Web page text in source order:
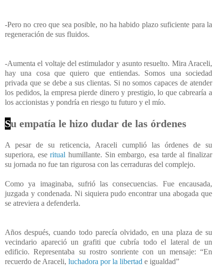
-Pero no creo que sea posible, no ha habido plazo suficiente para la
regeneración de sus fluidos.
-Aumenta el voltaje del estimulador y asunto resuelto. Mira Araceli,
hay una cosa que quiero que entiendas. Somos una sociedad
privada que se debe a sus clientas. Si no somos capaces de atender
los pedidos, la empresa pierde dinero y prestigio, lo que cabrearía a
los accionistas y pondría en riesgo tu futuro y el mío.
Su empatía le hizo dudar de las órdenes
A pesar de su reticencia, Araceli cumplió las órdenes de su
superiora, eseritual humillante. Sin embargo, esa tarde al finalizar
su jornada no fue tan rigurosa con las cerraduras del complejo.
Como ya imaginaba, sufrió las consecuencias. Fue encausada,
juzgada y condenada. Ni siquiera pudo encontrar una abogada que
se atreviera a defenderla.
Años después, cuando todo parecía olvidado, en una plaza de su
vecindario apareció un grafiti que cubría todo el lateral de un
edificio. Representaba su rostro sonriente con un mensaje: “En
recuerdo de Araceli, luchadora por la libertad e igualdad”